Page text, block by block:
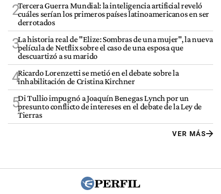
2Tercera Guerra Mundial: la inteligencia artificial reveló
cuáles serían los primeros países latinoamericanos en ser
derrotados
3La historia real de "Elize: Sombras de una mujer", la nueva
película de Netflix sobre el caso de una esposa que
descuartizó a su marido
4Ricardo Lorenzetti se metió en el debate sobre la
inhabilitación de Cristina Kirchner
5Di Tullio impugnó a Joaquín Benegas Lynch por un
presunto conflicto de intereses en el debate de la Ley de
Tierras
VER MÁS